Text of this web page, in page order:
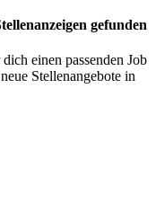
gefunden
einen passenden Job
Stellenangebote in